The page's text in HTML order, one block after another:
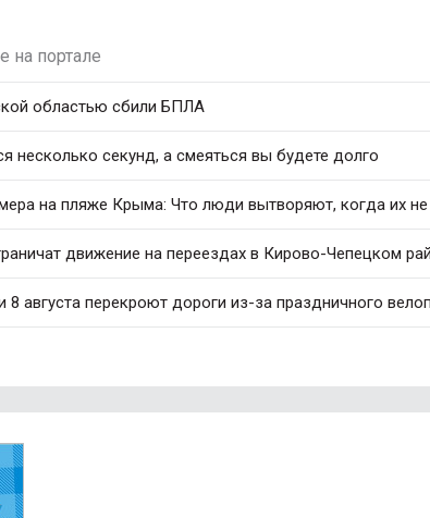
на портале
областью сбили БПЛА
несколько секунд, а смеяться вы будете долго
на пляже Крыма: Что люди вытворяют, когда их не
движение на переездах в Кирово-Чепецком
8 августа перекроют дороги из-за праздничного